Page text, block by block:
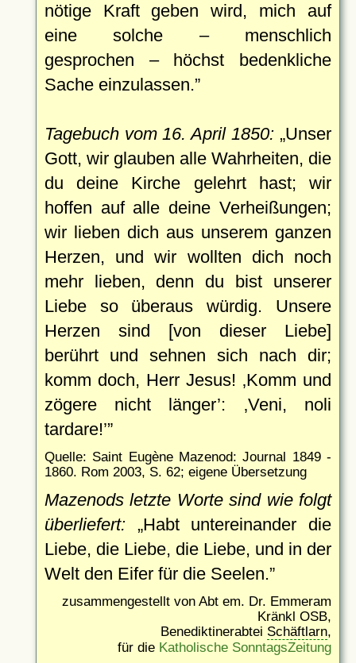
nötige Kraft geben wird, mich auf
eine solche – menschlich
gesprochen – höchst bedenkliche
Sache einzulassen.
Tagebuch vom 16. April 1850: Unser
Gott, wir glauben alle Wahrheiten, die
du deine Kirche gelehrt hast; wir
hoffen auf alle deine Verheißungen;
wir lieben dich aus unserem ganzen
Herzen, und wir wollten dich noch
mehr lieben, denn du bist unserer
Liebe so überaus würdig. Unsere
Herzen sind [von dieser Liebe]
berührt und sehnen sich nach dir;
komm doch, Herr Jesus! Komm und
zögere nicht länger :
Veni, noli
tardare!
Quelle: Saint Eugène Mazenod: Journal 1849 -
1860. Rom 2003, S. 62; eigene Übersetzung
Mazenods letzte Worte sind wie folgt
überliefert:
Habt untereinander die
Liebe, die Liebe, die Liebe, und in der
Welt den Eifer für die Seelen.
zusammengestellt von Abt em. Dr. Emmeram
Kränkl OSB,
Benediktinerabtei Schäftlarn,
für die Katholische SonntagsZeitung